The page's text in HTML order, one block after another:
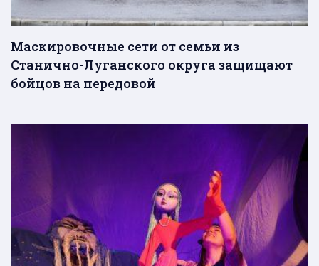
Маскировочные сети от семьи из
Станично-Луганского округа защищают
бойцов на передовой